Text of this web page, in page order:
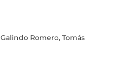
Galindo Romero, Tomás